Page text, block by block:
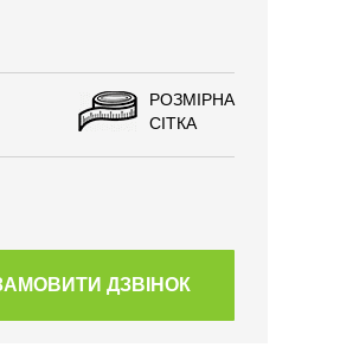
РОЗМІРНА
СІТКА